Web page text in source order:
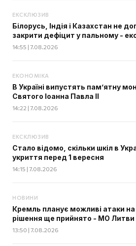
ЕКСКЛЮЗИВ
Білорусь, Індія і Казахстан не
закрити дефіцит у пальному -
14:55 | 7.08.2026
ЕКОНОМІКА
В Україні випустять пам’ятну
Святого Іоанна Павла II
14:22 | 7.08.2026
ЕКСКЛЮЗИВ
Стало відомо, скільки шкіл в
укриття перед 1 вересня
14:15 | 7.08.2026
НОВИНИ
Кремль планує можливі атаки на
рішення ще прийнято - МО Литви
13:50 | 7.08.2026